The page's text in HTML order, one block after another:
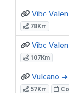
Vibo
78Km
Vibo
107Km
Vulcano ➜
57Km